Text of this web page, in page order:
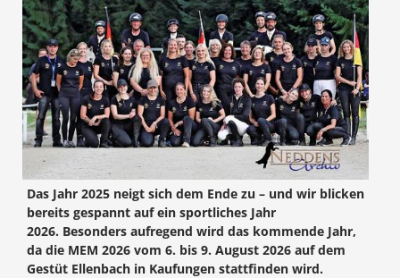
Das Jahr 2025 neigt sich dem Ende zu – und wir blicken
bereits gespannt auf ein sportliches Jahr
2026. Besonders aufregend wird das kommende Jahr,
da die MEM 2026 vom 6. bis 9. August 2026 auf dem
Gestüt Ellenbach in Kaufungen stattfinden wird.